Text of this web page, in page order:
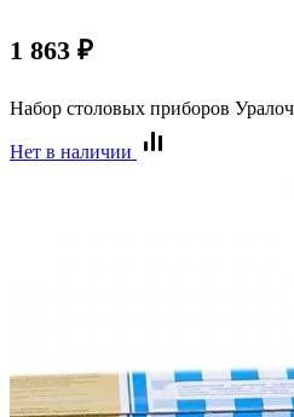
1 863 ₽
Набор столовых приборов
Нет в наличии